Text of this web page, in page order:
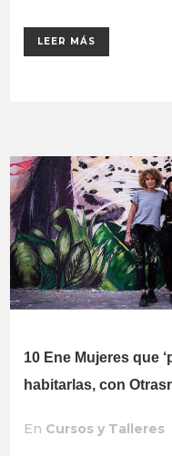
LEER MÁS
10 Ene Mujeres que
habitarlas, con
En Cursos y Talleres